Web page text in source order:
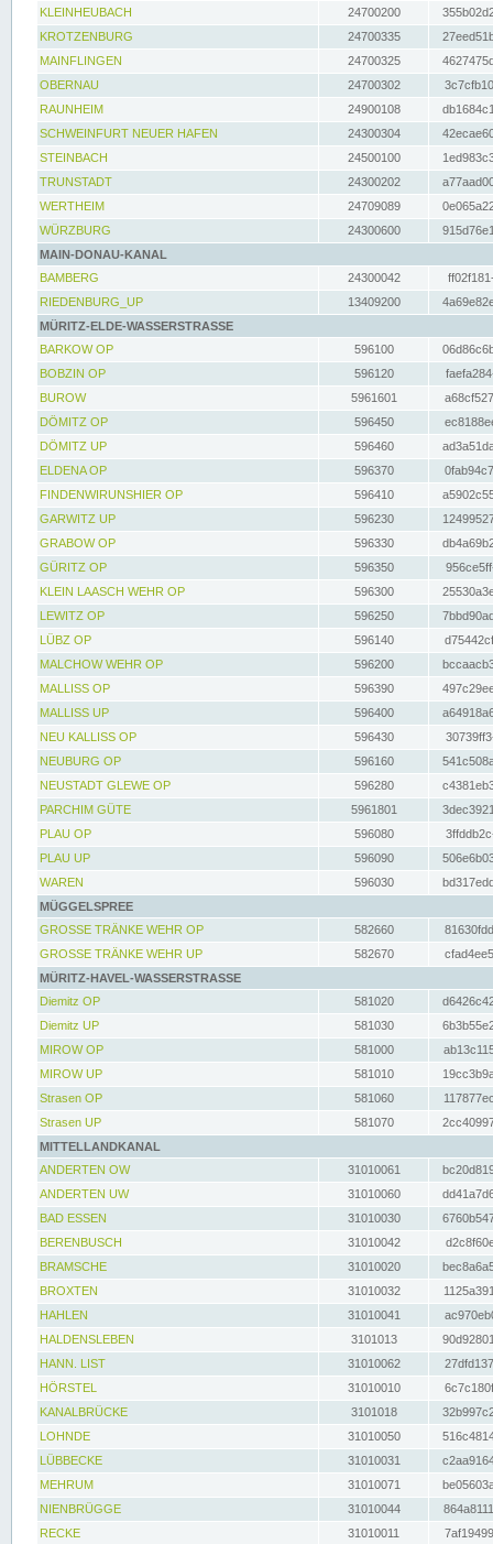
KLEINHEUBACH 24700200
KROTZENBURG
24700335
MAINFLINGEN
24700325
OBERNAU
24700302
RAUNHEIM
24900108
SCHWEINFURT NEUER HAFEN
24300304
STEINBACH
24500100
TRUNSTADT
24300202
WERTHEIM
24709089
WÜRZBURG
24300600
MAIN-DONAU-KANAL
BAMBERG
24300042
RIEDENBURG_UP
13409200
MÜRITZ-ELDE-WASSERSTRASSE
BARKOW OP
596100
BOBZIN OP
596120
BUROW
5961601
DÖMITZ OP
596450
DÖMITZ UP
596460
ELDENA OP
596370
FINDENWIRUNSHIER OP
596410
GARWITZ UP
596230
GRABOW OP
596330
GÜRITZ OP
596350
KLEIN LAASCH WEHR OP
596300
LEWITZ OP
596250
LÜBZ OP
596140
MALCHOW WEHR OP
596200
MALLISS OP
596390
MALLISS UP
596400
NEU KALLISS OP
596430
NEUBURG OP
596160
NEUSTADT GLEWE OP
596280
PARCHIM GÜTE
5961801
PLAU OP
596080
PLAU UP
596090
WAREN
596030
MÜGGELSPREE
GROSSE TRÄNKE WEHR OP
582660
GROSSE TRÄNKE WEHR UP
582670
MÜRITZ-HAVEL-WASSERSTRASSE
Diemitz OP
581020
Diemitz UP
581030
MIROW OP
581000
MIROW UP
581010
Strasen OP
581060
Strasen UP
581070
MITTELLANDKANAL
ANDERTEN OW
31010061
ANDERTEN UW
31010060
BAD ESSEN
31010030
BERENBUSCH
31010042
BRAMSCHE
31010020
BROXTEN
31010032
HAHLEN
31010041
HALDENSLEBEN
3101013
HANN. LIST
31010062
HÖRSTEL
31010010
KANALBRÜCKE
3101018
LOHNDE
31010050
LÜBBECKE
31010031
MEHRUM
31010071
NIENBRÜGGE
31010044
RECKE
31010011